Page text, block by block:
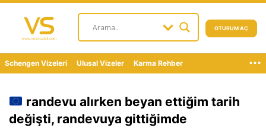
OTURUM AÇ
Schengen Vizeleri Ulusal Vizeler Karma Rehber ...
randevu alırken beyan ettiğim tarih
değişti, randevuya gittiğimde